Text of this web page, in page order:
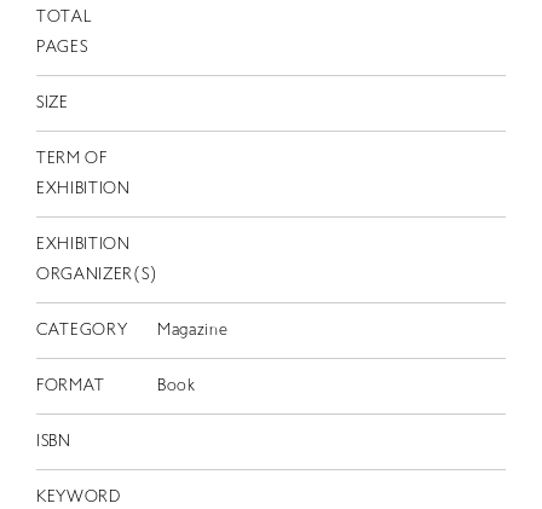
TOTAL
PAGES
SIZE
TERM OF
EXHIBITION
EXHIBITION
ORGANIZER(S)
CATEGORY Magazine
FORMAT Book
ISBN
KEYWORD